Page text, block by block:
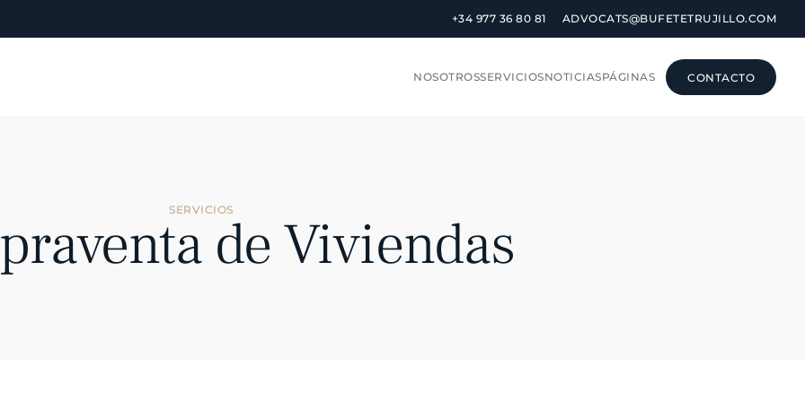
+34 977 36 80 81 ADVOCATS@BUFETETRUJILLO.COM
NOSOTROSSERVICIOSNOTICIASPÁGINAS
CONTACTO
SERVICIOSde Viviendas